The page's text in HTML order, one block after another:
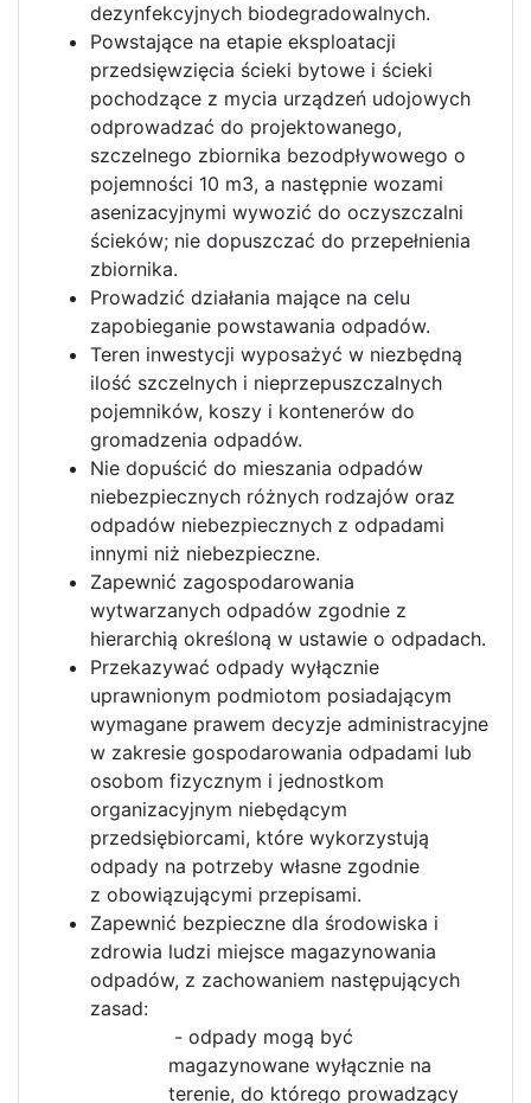
dezynfekcyjnych biodegradowalnych.
Powstające na etapie eksploatacji
przedsięwzięcia ścieki bytowe i ścieki
pochodzące z mycia urządzeń udojowych
odprowadzać do projektowanego,
szczelnego zbiornika bezodpływowego o
pojemności 10 m3, a następnie wozami
asenizacyjnymi wywozić do oczyszczalni
ścieków; nie dopuszczać do przepełnienia
zbiornika.
Prowadzić działania mające na celu
zapobieganie powstawania odpadów.
Teren inwestycji wyposażyć w niezbędną
ilość szczelnych i nieprzepuszczalnych
pojemników, koszy i kontenerów do
gromadzenia odpadów.
Nie dopuścić do mieszania odpadów
niebezpiecznych różnych rodzajów oraz
odpadów niebezpiecznych z odpadami
innymi niż niebezpieczne.
Zapewnić zagospodarowania
wytwarzanych odpadów zgodnie z
hierarchią określoną w ustawie o odpadach.
Przekazywać odpady wyłącznie
uprawnionym podmiotom posiadającym
wymagane prawem decyzje administracyjne
w zakresie gospodarowania odpadami lub
osobom fizycznym i jednostkom
organizacyjnym niebędącym
przedsiębiorcami, które wykorzystują
odpady na potrzeby własne zgodnie
z obowiązującymi przepisami.
Zapewnić bezpieczne dla środowiska i
zdrowia ludzi miejsce magazynowania
odpadów, z zachowaniem następujących
zasad:
- odpady mogą być
magazynowane wyłącznie na
terenie, do którego prowadzący